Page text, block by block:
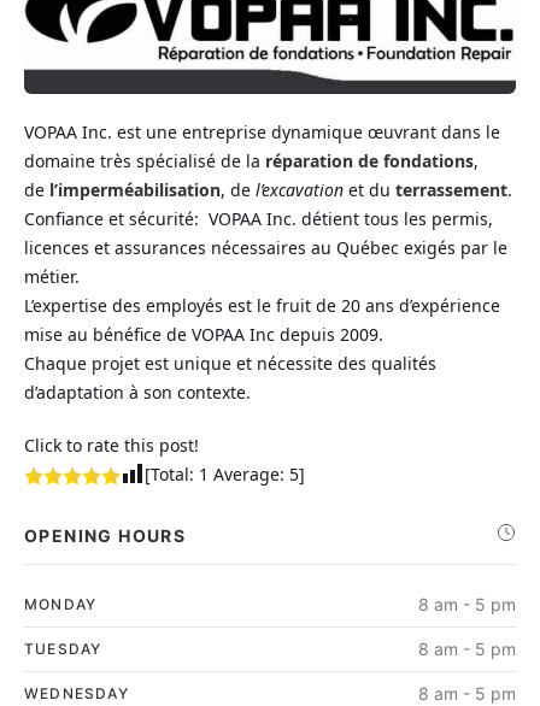
VOPAA Inc. est une entreprise dynamique œuvrant dans le
domaine très spécialisé de la réparation de fondations,
de l’imperméabilisation, de l’excavation et du terrassement.
Confiance et sécurité: VOPAA Inc. détient tous les permis,
licences et assurances nécessaires au Québec exigés par le
métier.
L’expertise des employés est le fruit de 20 ans d’expérience
mise au bénéfice de VOPAA Inc depuis 2009.
Chaque projet est unique et nécessite des qualités
d’adaptation à son contexte.
Click to rate this post!
[Total: 1 Average: 5]
OPENING HOURS
MONDAY 8 am - 5 pm
TUESDAY 8 am - 5 pm
WEDNESDAY 8 am - 5 pm